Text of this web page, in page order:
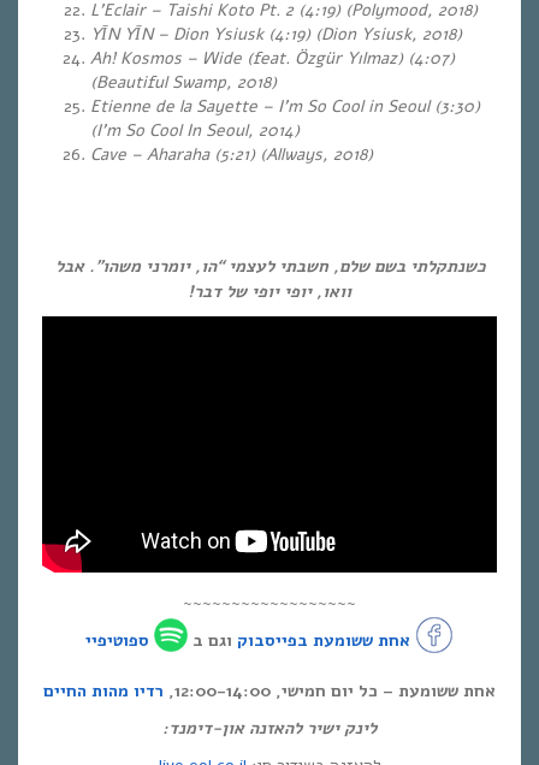
L’Eclair – Taishi Koto Pt. 2 (4:19) (Polymood, 2018)
YĪN YĪN – Dion Ysiusk (4:19) (Dion Ysiusk, 2018)
Ah! Kosmos – Wide (feat. Özgür Yılmaz) (4:07)
(Beautiful Swamp, 2018)
Etienne de la Sayette – I’m So Cool in Seoul (3:30)
(I’m So Cool In Seoul, 2014)
Cave – Aharaha (5:21) (Allways, 2018)
כשנתקלתי בשם שלם, חשבתי לעצמי “הו, יומרני משהו”. אבל
וואו, יופי יופי של דבר!
~~~~~~~~~~~~~~~~~~
אחת ששומעת בפייסבוק וגם ב ספוטיפיי
אחת ששומעת – כל יום חמישי, 12:00-14:00,
רדיו מהות החיים
לינק ישיר להאזנה און-דימנד: